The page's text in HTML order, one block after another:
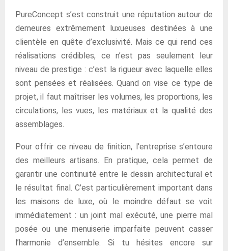
PureConcept s’est construit une réputation autour de
demeures extrêmement luxueuses destinées à une
clientèle en quête d’exclusivité. Mais ce qui rend ces
réalisations crédibles, ce n’est pas seulement leur
niveau de prestige : c’est la rigueur avec laquelle elles
sont pensées et réalisées. Quand on vise ce type de
projet, il faut maîtriser les volumes, les proportions, les
circulations, les vues, les matériaux et la qualité des
assemblages.
Pour offrir ce niveau de finition, l’entreprise s’entoure
des meilleurs artisans. En pratique, cela permet de
garantir une continuité entre le dessin architectural et
le résultat final. C’est particulièrement important dans
les maisons de luxe, où le moindre défaut se voit
immédiatement : un joint mal exécuté, une pierre mal
posée ou une menuiserie imparfaite peuvent casser
l’harmonie d’ensemble. Si tu hésites encore sur